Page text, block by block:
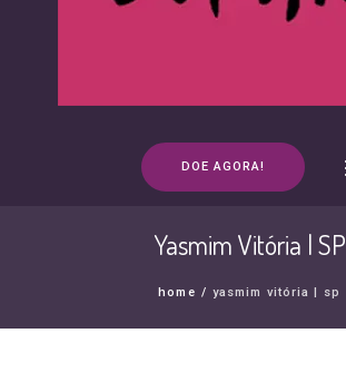
DOE AGORA!
Yasmim Vitória | SP
home / yasmim vitória | sp